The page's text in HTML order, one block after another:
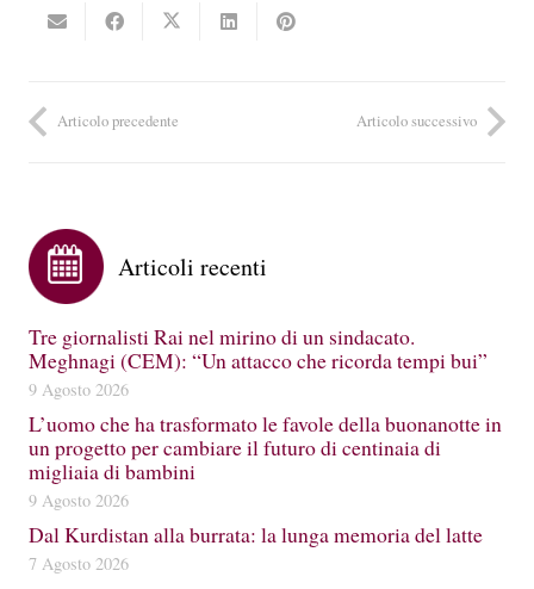
Articolo precedente Articolo successivo
Articoli recenti
Tre giornalisti Rai nel mirino di un sindacato.
Meghnagi (CEM): “Un attacco che ricorda tempi bui”
9 Agosto 2026
L’uomo che ha trasformato le favole della buonanotte in
un progetto per cambiare il futuro di centinaia di
migliaia di bambini
9 Agosto 2026
Dal Kurdistan alla burrata: la lunga memoria del latte
7 Agosto 2026